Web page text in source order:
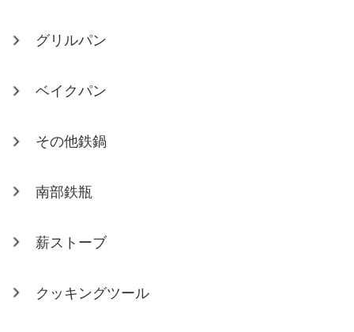
グリルパン
ベイクパン
その他鉄鍋
南部鉄瓶
薪ストーブ
クッキングツール